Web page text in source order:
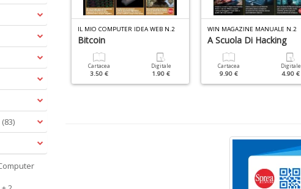
IL MIO COMPUTER IDEA WEB N.2
Bitcoin
Cartacea
3.50 €
Digitale
1.90 €
WIN MAGAZINE MANUALE N.2
A Scuola Di Hacking
Cartacea
9.90 €
Digitale
4.90 €
(83)